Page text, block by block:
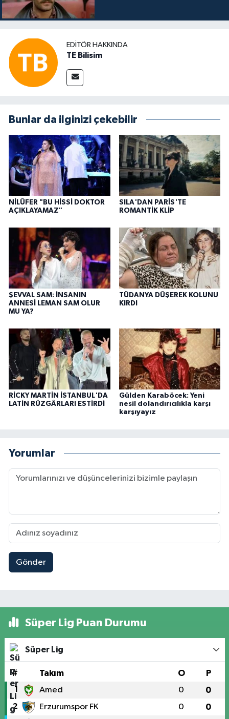
EDITÖR HAKKINDA
TE Bilisim
Bunlar da ilginizi çekebilir
NİLÜFER "BU HİSSİ DOKTOR
AÇIKLAYAMAZ"
SILA'DAN PARİS'TE
ROMANTİK KLİP
ŞEVVAL SAM: İNSANIN
ANNESİ LEMAN SAM OLUR
MU YA?
TÜDANYA DÜŞEREK KOLUNU
KIRDI
RİCKY MARTİN İSTANBUL'DA
LATİN RÜZGÂRLARI ESTİRDİ
Gülden Karaböcek: Yeni
nesil dolandırıcılıkla karşı
karşıyayız
Yorumlar
Gönder
Süper Lig Puan Durumu
Süper Lig
# Takım O P
1 Amed 0 0
2 Erzurumspor FK 0 0